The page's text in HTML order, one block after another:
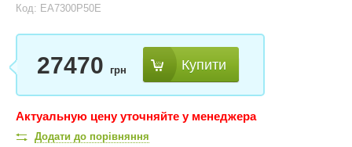
Код: EA7300P50E
27470 грн Купити
Актуальную цену уточняйте у менеджера
Додати до порівняння